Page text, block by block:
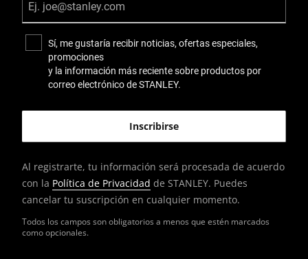
Todos los campos son obligatorios a menos que estén marcados
como opcionales.
Sí, me gustaría recibir noticias, ofertas especiales,
promociones
y la información más reciente sobre productos por
correo electrónico de STANLEY.
Al registrarte, tu información será procesada de acuerdo
con la Política de Privacidad de STANLEY. Puedes
cancelar tu suscripción en cualquier momento.